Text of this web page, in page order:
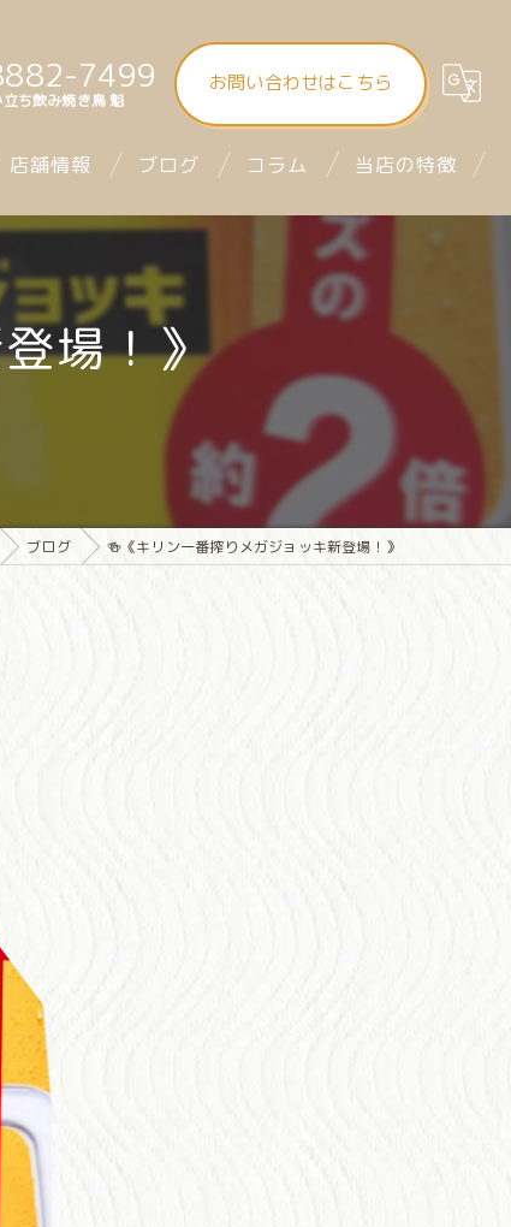
7499
ち飲み焼き鳥 魁
お問い合わせはこちら
店舗情報
大街道立ち飲み焼き鳥 魁（さきがけ）
まつちか立ち飲み焼き鳥 魁
mitra1st ミトラファースト
ブログ コラム 当店の特徴
食べ飲み放題
立ち飲み
お座席
デート
場！》
ブログ 🍻《キリン一番搾りメガジョッキ新登場！》